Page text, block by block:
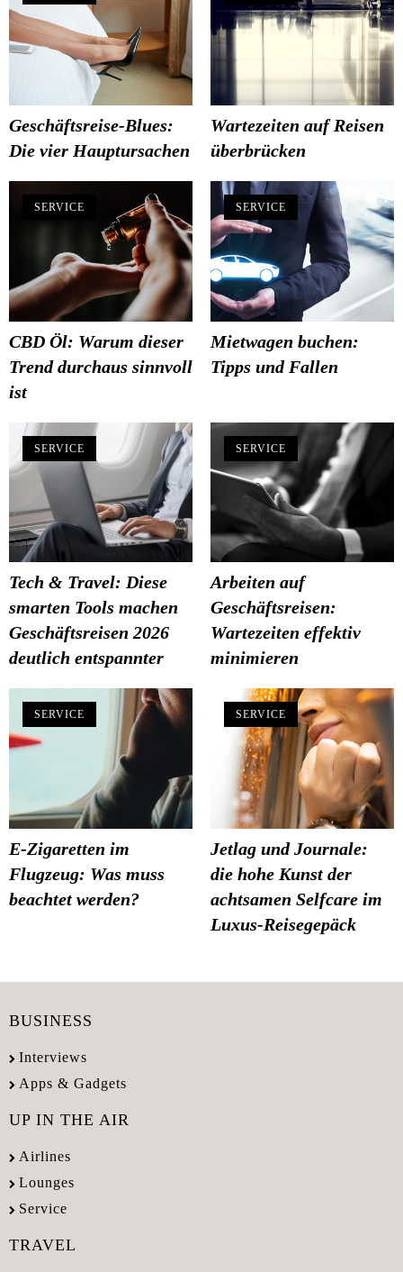
Geschäftsreise-Blues:
Die vier Hauptursachen
Wartezeiten auf Reisen
überbrücken
SERVICE
CBD Öl: Warum dieser
Trend durchaus sinnvoll
ist
SERVICE
Mietwagen buchen:
Tipps und Fallen
SERVICE
Tech & Travel: Diese
smarten Tools machen
Geschäftsreisen 2026
deutlich entspannter
SERVICE
Arbeiten auf
Geschäftsreisen:
Wartezeiten effektiv
minimieren
SERVICE
E-Zigaretten im
Flugzeug: Was muss
beachtet werden?
SERVICE
Jetlag und Journale:
die hohe Kunst der
achtsamen Selfcare im
Luxus-Reisegepäck
BUSINESS
Interviews
Apps & Gadgets
UP IN THE AIR
Airlines
Lounges
Service
TRAVEL